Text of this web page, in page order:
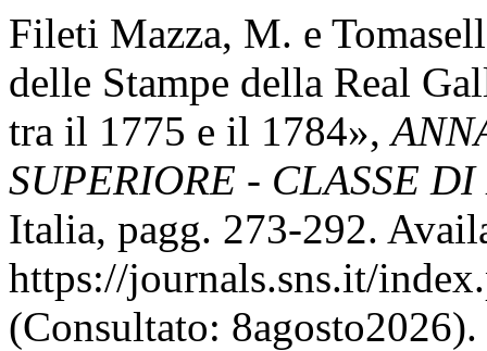
Fileti Mazza, M. e
delle Stampe della Real
tra il 1775 e il 1784»,
SUPERIORE - CLASSE
Italia, pagg. 273-292.
https://journals.sns.it/
(Consultato: 8agosto2026).